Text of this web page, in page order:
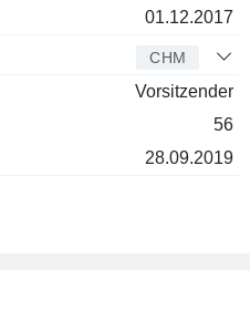
01.12.2017
CHM
Vorsitzender
56
28.09.2019